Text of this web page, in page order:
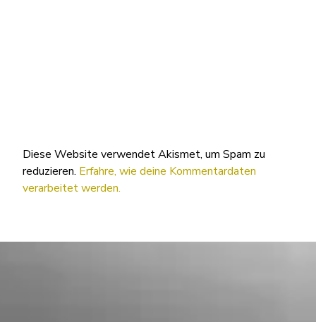
Diese Website verwendet Akismet, um Spam zu
reduzieren. Erfahre, wie deine Kommentardaten
verarbeitet werden.